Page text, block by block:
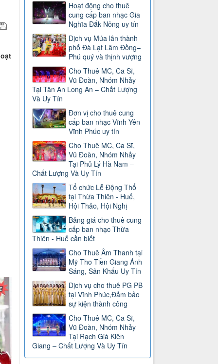
Hoạt động cho thuê
cung cấp ban nhạc Gia
Nghĩa Đắk Nông uy tín
Dịch vụ Múa lân thành
phố Đà Lạt Lâm Đồng–
Phú quý và thịnh vượng
Cho Thuê MC, Ca Sĩ,
Vũ Đoàn, Nhóm Nhảy
Tại Tân An Long An – Chất Lượng
Và Uy Tín
Đơn vị cho thuê cung
cấp ban nhạc Vĩnh Yên
Vĩnh Phúc uy tín
Cho Thuê MC, Ca Sĩ,
Vũ Đoàn, Nhóm Nhảy
Tại Phủ Lý Hà Nam –
Chất Lượng Và Uy Tín
Tổ chức Lễ Động Thổ
tại Thừa Thiên - Huế,
Hội Thảo, Hội Nghị
Bảng giá cho thuê cung
cấp ban nhạc Thừa
Thiên - Huế cần biết
Cho Thuê Âm Thanh tại
Mỹ Tho Tiền Giang Ánh
Sáng, Sân Khấu Uy Tín
Dịch vụ cho thuê PG PB
tại Vĩnh Phúc,Đảm bảo
sự kiện thành công
Cho Thuê MC, Ca Sĩ,
Vũ Đoàn, Nhóm Nhảy
Tại Rạch Giá Kiên
Giang – Chất Lượng Và Uy Tín